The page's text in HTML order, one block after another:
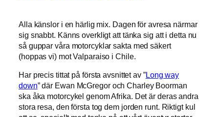
Alla känslor i en härlig mix. Dagen för avresa närmar
sig snabbt. Känns overkligt att tänka sig att i detta nu
så guppar våra motorcyklar sakta med säkert
(hoppas vi) mot Valparaiso i Chile.
Har precis tittat på första avsnittet av ”Long way
down” där Ewan McGregor och Charley Boorman
ska åka motorcykel genom Afrika. Det är deras andra
stora resa, den första tog dem jorden runt. Riktigt kul